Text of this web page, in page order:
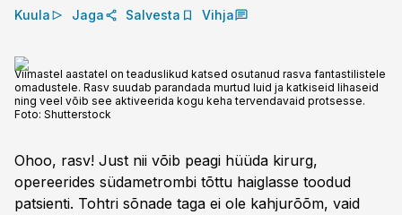
Kuula Jaga Salvesta Vihja
Viimastel aastatel on teaduslikud katsed osutanud rasva fantastilistele
omadustele. Rasv suudab parandada murtud luid ja katkiseid lihaseid
ning veel võib see aktiveerida kogu keha tervendavaid protsesse.
Foto: Shutterstock
Ohoo, rasv! Just nii võib peagi hüüda kirurg,
opereerides südame­trombi tõttu haiglasse toodud
patsienti. Tohtri sõnade taga ei ole kahjurõõm, vaid